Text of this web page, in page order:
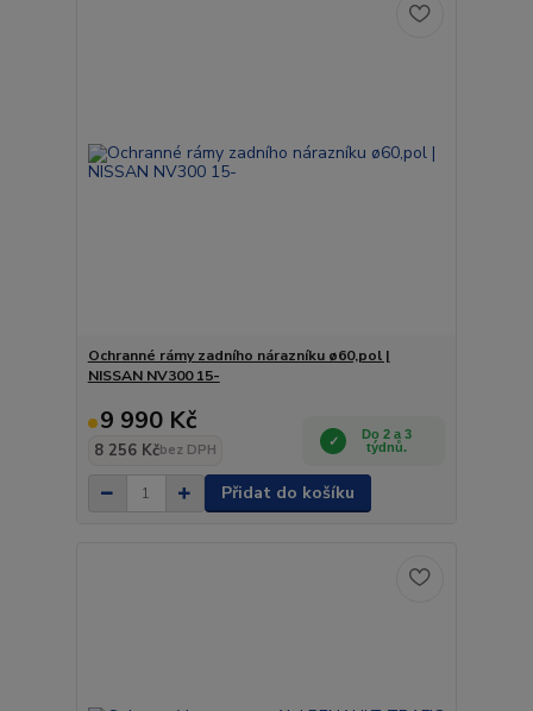
Ochranné rámy zadního nárazníku ø60,pol |
NISSAN NV300 15-
9 990 Kč
8 256 Kčbez DPH
Do 2 a 3
týdnů.
Přidat do košíku